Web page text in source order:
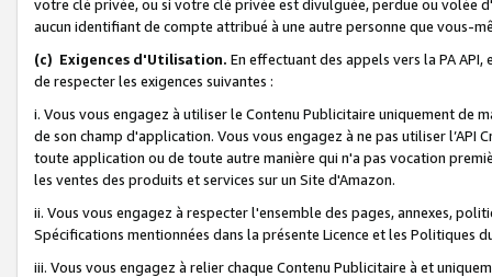
votre clé privée, ou si votre clé privée est divulguée, perdue ou volée
aucun identifiant de compte attribué à une autre personne que vous-
(c) Exigences d'Utilisation. En effectuant des appels vers la PA
de respecter les exigences suivantes :
i. Vous vous engagez à utiliser le Contenu Publicitaire uniquement de
de son champ d'application. Vous vous engagez à ne pas utiliser l’API
toute application ou de toute autre manière qui n'a pas vocation
les ventes des produits et services sur un Site d'Amazon.
ii. Vous vous engagez à respecter l'ensemble des pages, annexes,
Spécifications mentionnées dans la présente Licence et les Politiques
iii. Vous vous engagez à relier chaque Contenu Publicitaire à et